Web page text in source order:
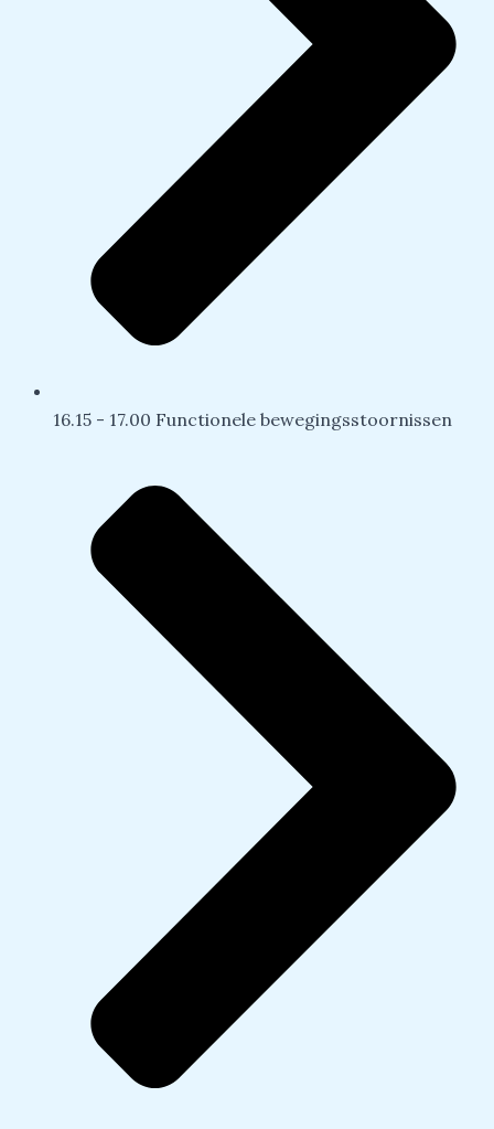
16.15 - 17.00 Functionele bewegingsstoornissen